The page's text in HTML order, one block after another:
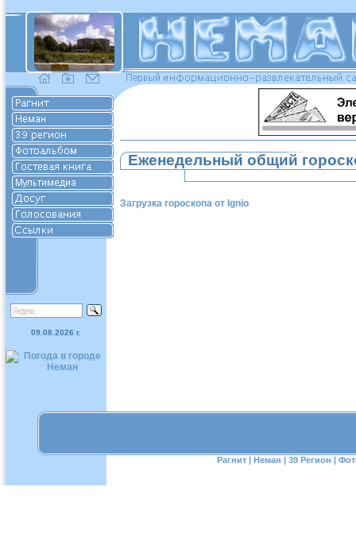
09.08.2026 г.
Еженедельный общий
Загрузка гороскопа от Ignio
Рагнит | Неман | 39 Регион |